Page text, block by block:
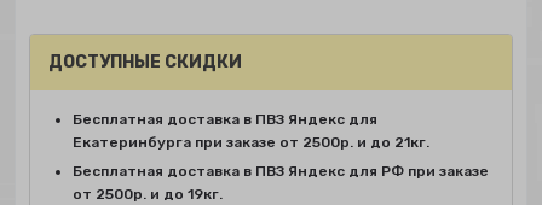
ДОСТУПНЫЕ СКИДКИ
Бесплатная доставка в ПВЗ Яндекс для
Екатеринбурга при заказе от 2500р. и до 21кг.
Бесплатная доставка в ПВЗ Яндекс для РФ при заказе
от 2500р. и до 19кг.